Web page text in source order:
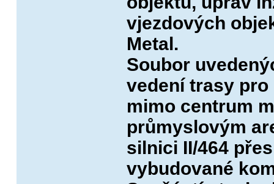
vjezdových
Metal.
Soubor
vedení trasy
mimo centrum
průmyslovým
silnici II/464
vybudované